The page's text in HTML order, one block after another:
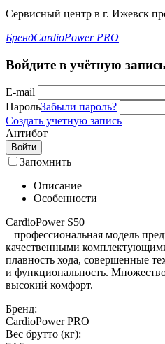
Сервисный центр в г. Ижевск
БрендCardioPower PRO
Войдите в учётную
E-mail
ПарольЗабыли пароль?
Создать учетную запись
Антибот
Войти
Запомнить
Описание
Особенности
CardioPower S50
– профессиональная модель
качественными
плавность хода, совершенные
и функциональность.
высокий комфорт.
Бренд:
CardioPower PRO
Вес брутто (кг):